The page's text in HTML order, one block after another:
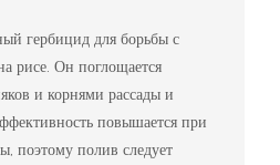
гербицид для борьбы с
рисе. Он поглощается
и корнями рассады и
повышается при
поэтому полив следует